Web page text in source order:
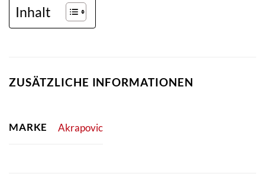
Inhalt
ZUSÄTZLICHE INFORMATIONEN
MARKE Akrapovic